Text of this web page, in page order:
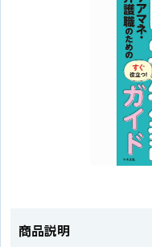
商品説明